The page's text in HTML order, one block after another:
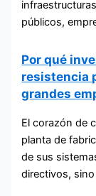
públicos,
Por qué
resistencia
grandes
El corazón de
planta de
de sus
directivos, sino